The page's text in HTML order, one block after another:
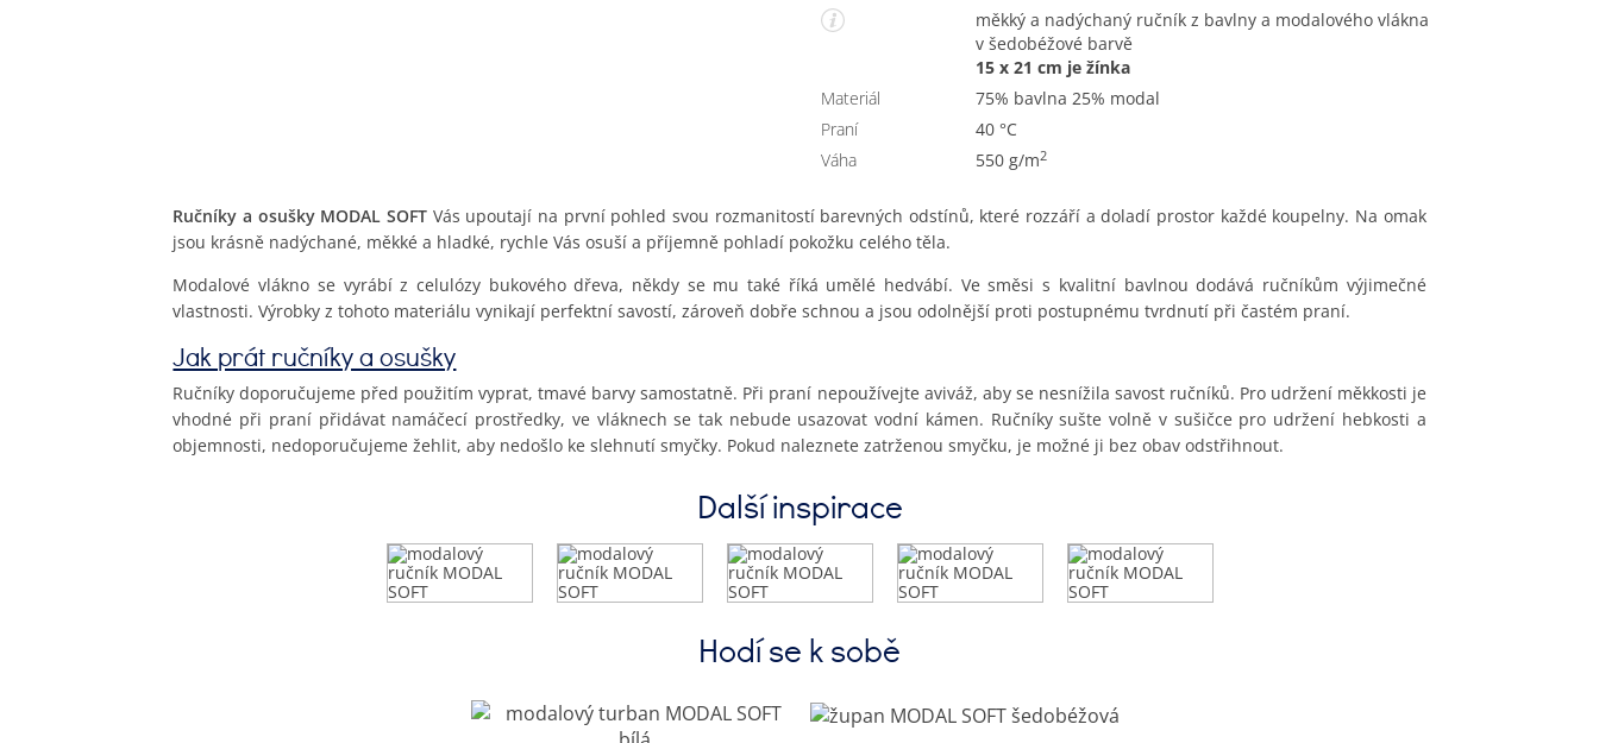
měkký a nadýchaný ručník z bavlny a modalového vlákna
v šedobéžové barvě
15 x 21 cm je žínka
Materiál
75% bavlna 25% modal
Praní
40 °C
Váha
550 g/m2
Ručníky a osušky MODAL SOFT Vás upoutají na první pohled svou rozmanitostí barevných odstínů, které rozzáří a doladí prostor každé koupelny. Na omak
jsou krásně nadýchané, měkké a hladké, rychle Vás osuší a příjemně pohladí pokožku celého těla.
Modalové vlákno se vyrábí z celulózy bukového dřeva, někdy se mu také říká umělé hedvábí. Ve směsi s kvalitní bavlnou dodává ručníkům výjimečné
vlastnosti. Výrobky z tohoto materiálu vynikají perfektní savostí, zároveň dobře schnou a jsou odolnější proti postupnému tvrdnutí při častém praní.
Jak prát ručníky a osušky
Ručníky doporučujeme před použitím vyprat, tmavé barvy samostatně. Při praní nepoužívejte aviváž, aby se nesnížila savost ručníků. Pro udržení měkkosti je
vhodné při praní přidávat namáčecí prostředky, ve vláknech se tak nebude usazovat vodní kámen. Ručníky sušte volně v sušičce pro udržení hebkosti a
objemnosti, nedoporučujeme žehlit, aby nedošlo ke slehnutí smyčky. Pokud naleznete zatrženou smyčku, je možné ji bez obav odstřihnout.
Další inspirace
Hodí se k sobě